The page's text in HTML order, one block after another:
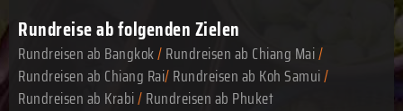
Rundreise ab folgenden Zielen
Rundreisen ab Bangkok/Rundreisen ab Chiang Mai/
Rundreisen ab Chiang Rai/Rundreisen ab Koh Samui/
Rundreisen ab Krabi/Rundreisen ab Phuket